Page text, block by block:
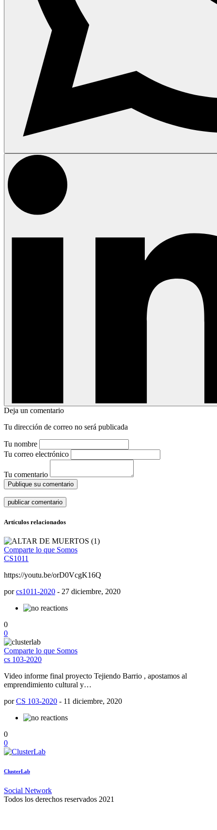
Deja un comentario
Tu dirección de correo no será publicada
Tu nombre
Tu correo electrónico
Tu comentario
Publique su comentario
Artículos relacionados
Comparte lo que Somos
CS1011
https://youtu.be/orD0VcgK16Q
porcs1011-2020 - 27 diciembre, 2020
0
0
Comparte lo que Somos
cs 103-2020
Video informe final proyecto Tejiendo Barrio , apostamos al
emprendimiento cultural y…
porCS 103-2020 - 11 diciembre, 2020
0
0
ClusterLab
Social Network
Todos los derechos reservados 2021